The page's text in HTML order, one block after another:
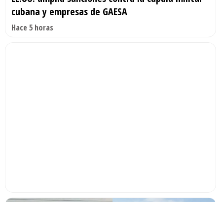
cubana y empresas de GAESA
Hace 5 horas